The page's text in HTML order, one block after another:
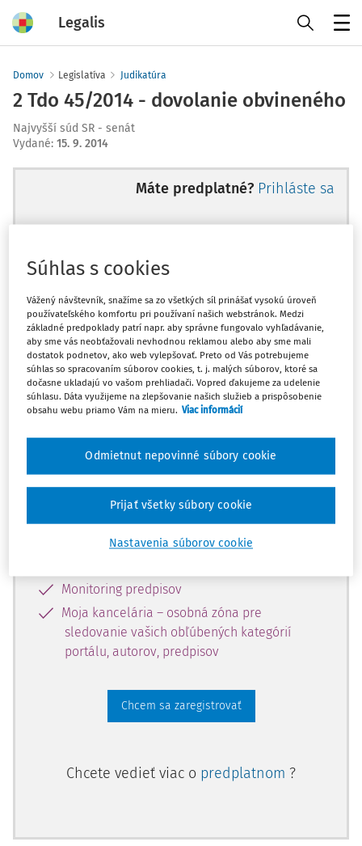
Legalis
Domov Legislatíva Judikatúra
2 Tdo 45/2014 - dovolanie obvineného
Najvyšší súd SR - senát
Vydané: 15. 9. 2014
Máte predplatné? Prihláste sa
Ups, zatiaľ ste si prečítali len
začiatok...
Celý odborný obsah z tejto oblasti je
dostupný predplatiteľom portálu.
obsahu a získajte prístup na 10 dní
zdarma, stačí sa len zaregistrovať.
Vďaka registrácii získate prístup aj k
vybranému obsahu:
Monitoring predpisov
Moja kancelária – osobná zóna pre
sledovanie vašich obľúbených kategórií
portálu, autorov, predpisov
Chcem sa zaregistrovať
Chcete vedieť viac o predplatnom ?
Súhlas s cookies
Vážený návštevník, snažíme sa zo všetkých síl prinášať vysokú úroveň
používateľského komfortu pri používaní našich webstránok. Medzi
základné predpoklady patrí napr. aby správne fungovalo vyhľadávanie,
aby sme vás neobťažovali nevhodnou reklamou alebo aby sme mali
dostatok podnetov, ako web vylepšovať. Preto od Vás potrebujeme
súhlas so spracovaním súborov cookies, t. j. malých súborov, ktoré sa
dočasne ukladajú vo vašom prehliadači. Vopred ďakujeme za udelenie
súhlasu. Dáta využijeme na zlepšovanie našich služieb a prispôsobenie
obsahu webu priamo Vám na mieru. Viac informácií
Nastavenia súborov cookie
Odmietnut nepovinné súbory cookie
Prijať všetky súbory cookie